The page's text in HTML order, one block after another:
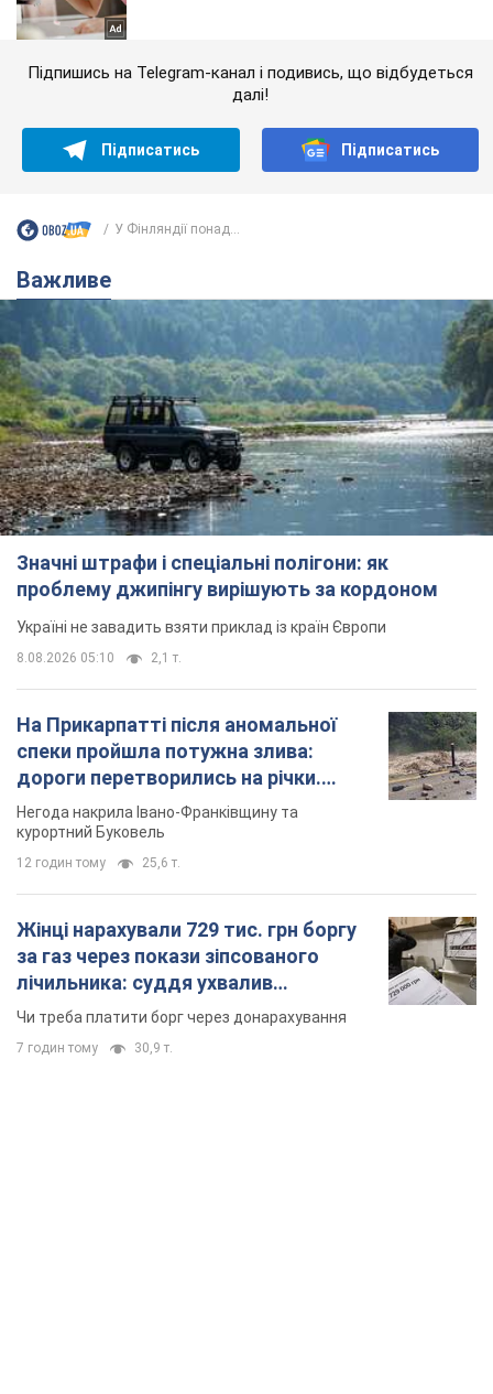
Підпишись на Telegram-канал і подивись, що відбудеться
далі!
Підписатись Підписатись
У Фінляндії понад...
Важливе
Значні штрафи і спеціальні полігони: як
проблему джипінгу вирішують за кордоном
Україні не завадить взяти приклад із країн Європи
8.08.2026 05:10 2,1 т.
На Прикарпатті після аномальної
спеки пройшла потужна злива:
дороги перетворились на річки.
Відео
Негода накрила Івано-Франківщину та
курортний Буковель
12 годин тому 25,6 т.
Жінці нарахували 729 тис. грн боргу
за газ через покази зіпсованого
лічильника: суддя ухвалив
неочікуване рішення
Чи треба платити борг через донарахування
7 годин тому 30,9 т.